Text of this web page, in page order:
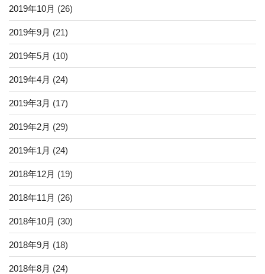
2019年10月 (26)
2019年9月 (21)
2019年5月 (10)
2019年4月 (24)
2019年3月 (17)
2019年2月 (29)
2019年1月 (24)
2018年12月 (19)
2018年11月 (26)
2018年10月 (30)
2018年9月 (18)
2018年8月 (24)